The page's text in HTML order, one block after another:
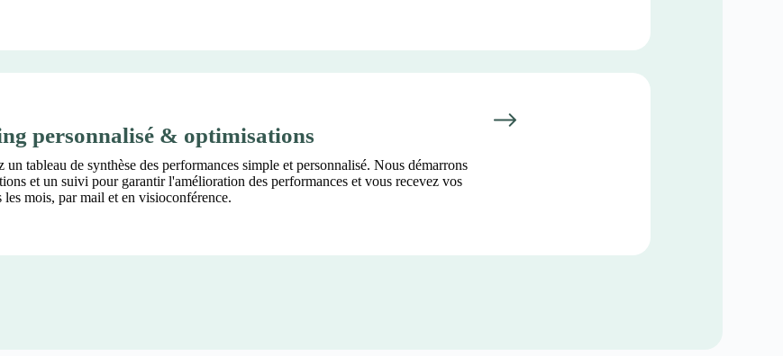
personnalisé & optimisations
un tableau de synthèse des performances simple et personnalisé. Nous démarrons
et un suivi pour garantir l'amélioration des performances et vous recevez vos
les mois, par mail et en visioconférence.